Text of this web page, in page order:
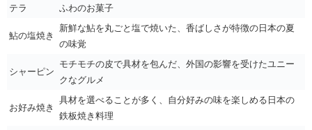
テラ
ふわのお菓子
鮎の塩焼き
新鮮な鮎を丸ごと塩で焼いた、香ばしさが特徴の日本の夏
の味覚
シャーピン
モチモチの皮で具材を包んだ、外国の影響を受けたユニー
クなグルメ
お好み焼き
具材を選べることが多く、自分好みの味を楽しめる日本の
鉄板焼き料理